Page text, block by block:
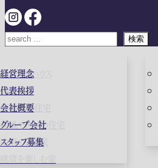
ガレージハウス
高級住宅
店舗併用住宅
和風モダンの住宅
中庭のある家
経営理念
代表挨拶
会社概要
グループ会社
スタッフ募集
検索